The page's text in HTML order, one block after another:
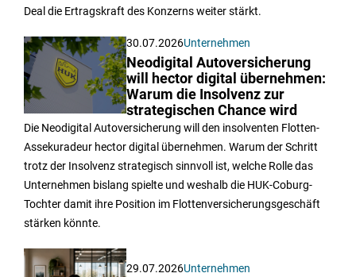
Deal die Ertragskraft des Konzerns weiter stärkt.
30.07.2026Unternehmen
Neodigital Autoversicherung
will hector digital übernehmen:
Warum die Insolvenz zur
strategischen Chance wird
Die Neodigital Autoversicherung will den insolventen Flotten-
Assekuradeur hector digital übernehmen. Warum der Schritt
trotz der Insolvenz strategisch sinnvoll ist, welche Rolle das
Unternehmen bislang spielte und weshalb die HUK-Coburg-
Tochter damit ihre Position im Flottenversicherungsgeschäft
stärken könnte.
29.07.2026Unternehmen